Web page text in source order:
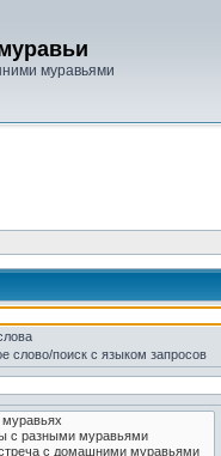
муравьями
слово/поиск с языком запросов